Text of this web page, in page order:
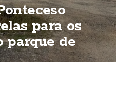
para os
parque de